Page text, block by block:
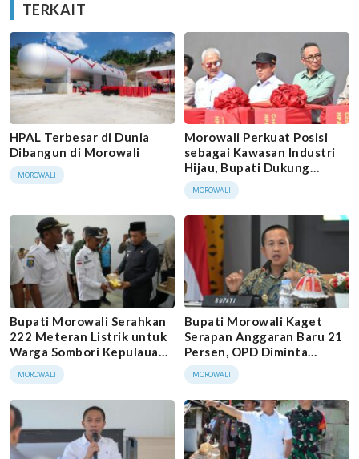
TERKAIT
HPAL Terbesar di Dunia
Dibangun di Morowali
MOROWALI
Morowali Perkuat Posisi
sebagai Kawasan Industri
Hijau, Bupati Dukung
Investasi Ramah
Lingkungan
MOROWALI
Bupati Morowali Serahkan
222 Meteran Listrik untuk
Warga Sombori Kepulauan,
Perluasan Jaringan PLN
Terus Dikebut
MOROWALI
Bupati Morowali Kaget
Serapan Anggaran Baru 21
Persen, OPD Diminta
Bergerak Cepat
MOROWALI